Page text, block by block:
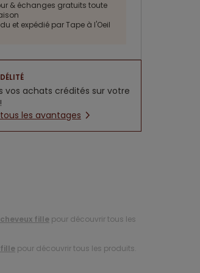
& échanges gratuits toute
et expédié par Tape à l'Oeil
vos achats crédités sur votre
tous les avantages
cheveux fille pour découvrir tous les
fille pour découvrir tous les produits.